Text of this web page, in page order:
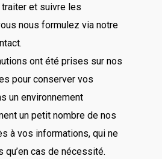
et suivre les
nous formulez via notre
ont été prises sur nos
pour conserver vos
un environnement
un petit nombre de nos
à vos informations, qui ne
cas de nécessité.